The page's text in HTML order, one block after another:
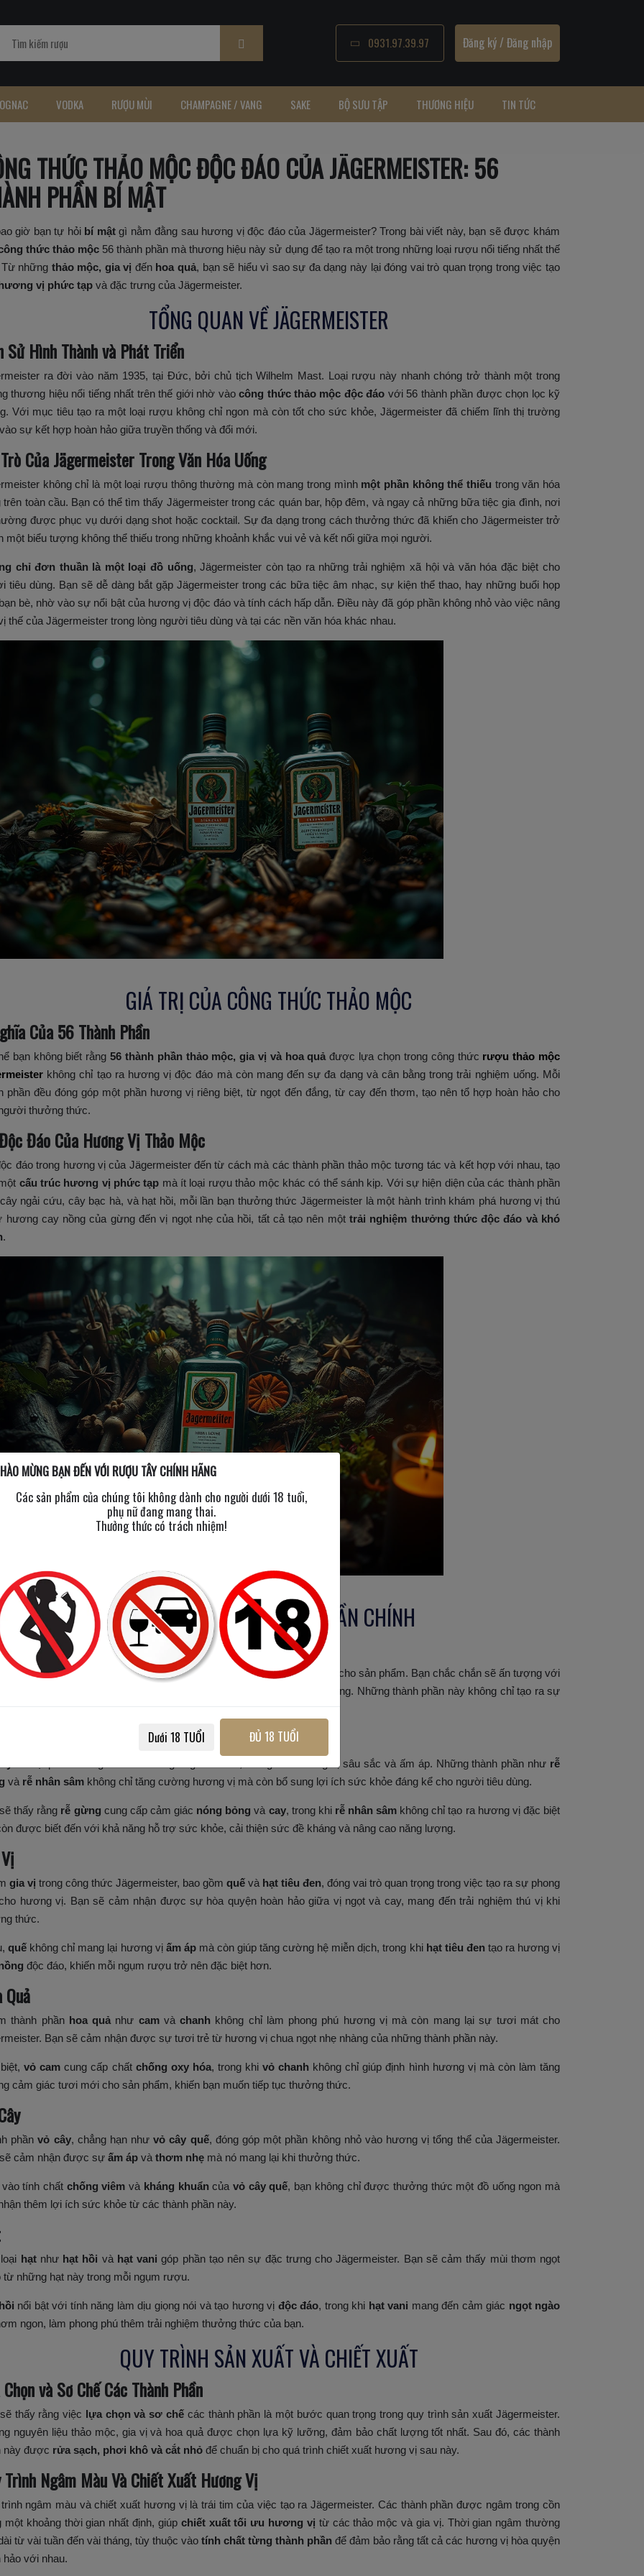
0931.97.39.97 Đăng ký/ Đăng nhập
VODKA RƯỢU MÙI CHAMPAGNE / VANG SAKE BỘ SƯU TẬP THƯƠNG HIỆU TIN TỨC
THỨC THẢO MỘC ĐỘC ĐÁO CỦA JÄGERMEISTER: 56
PHẦN BÍ MẬT
giờ bạn tự hỏi bí mậtgì nằm đằng sau hương vị độc đáo của Jägermeister? Trong bài viết này, bạn sẽ được khám
thức thảo mộc 56 thành phần mà thương hiệu này sử dụng để tạo ra một trong những loại rượu nổi tiếng nhất thế
những thảo mộc, gia vị đến hoa quả, bạn sẽ hiểu vì sao sự đa dạng này lại đóng vai trò quan trọng trong việc tạo
vị phức tạp và đặc trưng của Jägermeister.
TỔNG QUAN VỀ JÄGERMEISTER
Sử Hình Thành và Phát Triển
ra đời vào năm 1935, tại Đức, bởi chủ tịch Wilhelm Mast. Loại rượu này nhanh chóng trở thành một trong
thương hiệu nổi tiếng nhất trên thế giới nhờ vàocông thức thảo mộc độc đáo với 56 thành phần được chọn lọc kỹ
Với mục tiêu tạo ra một loại rượu không chỉ ngon mà còn tốt cho sức khỏe, Jägermeister đã chiếm lĩnh thị trường
sự kết hợp hoàn hảo giữa truyền thống và đổi mới.
Của Jägermeister Trong Văn Hóa Uống
không chỉ là một loại rượu thông thường mà còn mang trong mình một phần không thể thiếu trong văn hóa
trên toàn cầu. Bạn có thể tìm thấy Jägermeister trong các quán bar, hộp đêm, và ngay cả những bữa tiệc gia đình, nơi
được phục vụ dưới dạng shot hoặc cocktail. Sự đa dạng trong cách thưởng thức đã khiến cho Jägermeister trở
một biểu tượng không thể thiếu trong những khoảnh khắc vui vẻ và kết nối giữa mọi người.
chỉ đơn thuần là một loại đồ uống, Jägermeister còn tạo ra những trải nghiệm xã hội và văn hóa đặc biệt cho
tiêu dùng. Bạn sẽ dễ dàng bắt gặp Jägermeister trong các bữa tiệc âm nhạc, sự kiện thể thao, hay những buổi họp
bè, nhờ vào sự nổi bật của hương vị độc đáo và tính cách hấp dẫn. Điều này đã góp phần không nhỏ vào việc nâng
thế của Jägermeister trong lòng người tiêu dùng và tại các nền văn hóa khác nhau.
GIÁ TRỊ CỦA CÔNG THỨC THẢO MỘC
Của 56 Thành Phần
bạn không biết rằng 56 thành phần thảo mộc, gia vị và hoa quả được lựa chọn trong công thức rượu thảo mộc
không chỉ tạo ra hương vị độc đáo mà còn mang đến sự đa dạng và cân bằng trong trải nghiệm uống. Mỗi
phần đều đóng góp một phần hương vị riêng biệt, từ ngọt đến đắng, từ cay đến thơm, tạo nên tổ hợp hoàn hảo cho
thưởng thức.
Đáo Của Hương Vị Thảo Mộc
đáo trong hương vị của Jägermeister đến từ cách mà các thành phần thảo mộc tương tác và kết hợp với nhau, tạo
cấu trúc hương vị phức tạp mà ít loại rượu thảo mộc khác có thể sánh kịp. Với sự hiện diện của các thành phần
ngải cứu, cây bạc hà, và hạt hồi, mỗi lần bạn thưởng thức Jägermeister là một hành trình khám phá hương vị thú
hương cay nồng của gừng đến vị ngọt nhẹ của hồi, tất cả tạo nên mộttrải nghiệm thưởng thức độc đáo và khó
.
PHÂN TÍCH CÁC THÀNH PHẦN CHÍNH
Mộc
thảo mộctrong công thức Jägermeister mang lại hương vị độc đáo cho sản phẩm. Bạn chắc chắn sẽ ấn tượng với
khi thưởng thức hương vị đặc trưng. Những thành phần này không chỉ tạo ra sự
là một phần không thể thiếu trong Jägermeister, mang đến hương vị sâu sắc và ấm áp. Những thành phần như rễ
và rễ nhân sâm không chỉ tăng cường hương vị mà còn bổ sung lợi ích sức khỏe đáng kể cho người tiêu dùng.
thấy rằng rễ gừng cung cấp cảm giác nóng bỏng và cay, trong khi rễ nhân sâm không chỉ tạo ra hương vị đặc biệt
được biết đến với khả năng hỗ trợ sức khỏe, cải thiện sức đề kháng và nâng cao năng lượng.
gia vị trong công thức Jägermeister, bao gồm quế và hạt tiêu đen, đóng vai trò quan trọng trong việc tạo ra sự phong
hương vị. Bạn sẽ cảm nhận được sự hòa quyện hoàn hảo giữa vị ngọt và cay, mang đến trải nghiệm thú vị khi
thức.
quế không chỉ mang lại hương vị ấm ápmà còn giúp tăng cường hệ miễn dịch, trong khi hạt tiêu đentạo ra hương vị
độc đáo, khiến mỗi ngụm rượu trở nên đặc biệt hơn.
Quả
thành phần hoa quả như camvàchanh không chỉ làm phong phú hương vị mà còn mang lại sự tươi mát cho
Bạn sẽ cảm nhận được sự tươi trẻ từ hương vị chua ngọt nhẹ nhàng của những thành phần này.
vỏ cam cung cấp chất chống oxy hóa, trong khivỏ chanh không chỉ giúp định hình hương vị mà còn làm tăng
cảm giác tươi mới cho sản phẩm, khiến bạn muốn tiếp tục thưởng thức.
phầnvỏ cây, chẳng hạn nhưvỏ cây quế, đóng góp một phần không nhỏ vào hương vị tổng thể của Jägermeister.
cảm nhận được sự ấm áp và thơm nhẹ mà nó mang lại khi thưởng thức.
tính chất chống viêm và kháng khuẩncủavỏ cây quế, bạn không chỉ được thưởng thức một đồ uống ngon mà
thêm lợi ích sức khỏe từ các thành phần này.
hạtnhư hạt hồi và hạt vani góp phần tạo nên sự đặc trưng cho Jägermeister. Bạn sẽ cảm thấy mùi thơm ngọt
từ những hạt này trong mỗi ngụm rượu.
nổi bật với tính năng làm dịu giọng nói và tạo hương vị độc đáo, trong khi hạt vani mang đến cảm giác ngọt ngào
ngon, làm phong phú thêm trải nghiệm thưởng thức của bạn.
QUY TRÌNH SẢN XUẤT VÀ CHIẾT XUẤT
và Sơ Chế Các Thành Phần
thấy rằng việc lựa chọn và sơ chế các thành phần là một bước quan trọng trong quy trình sản xuất Jägermeister.
nguyên liệu thảo mộc, gia vị và hoa quả được chọn lựa kỹ lưỡng, đảm bảo chất lượng tốt nhất. Sau đó, các thành
này được rửa sạch, phơi khô và cắt nhỏ để chuẩn bị cho quá trình chiết xuất hương vị sau này.
Trình Ngâm Màu Và Chiết Xuất Hương Vị
ngâm màu và chiết xuất hương vị là trái tim của việc tạo ra Jägermeister. Các thành phần được ngâm trong cồn
một khoảng thời gian nhất định, giúp chiết xuất tối ưu hương vị từ các thảo mộc và gia vị. Thời gian ngâm thường
từ vài tuần đến vài tháng, tùy thuộc vào tính chất từng thành phần để đảm bảo rằng tất cả các hương vị hòa quyện
hảo với nhau.
MỪNG BẠN ĐẾN VỚI RƯỢU TÂY CHÍNH HÃNG
Các sản phẩm của chúng tôi không dành cho người dưới 18 tuổi,
phụ nữ đang mang thai.
Thưởng thức có trách nhiệm!
Dưới 18 TUỔI ĐỦ 18 TUỔI